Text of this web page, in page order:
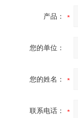
产品：
您的单位：
您的姓名：
联系电话：